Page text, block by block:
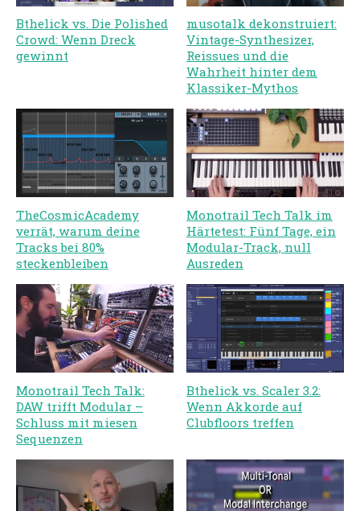
Bthelick vs. Die Polished
Crowd: Wenn Dreck
gewinnt
musotalk dekonstruiert:
Vintage-Synthesizer,
Reissues und die
Wahrheit hinter dem
Klassiker-Mythos
TheCosmicAcademy
verrät, warum deine
Tracks bei 80%
steckenbleiben
Monotrail Tech Talk im
Härtetest: Fünf Tage, ein
Modular-Track, null
Ausreden
Monotrail Tech Talk:
DAW trifft Modular –
Schluss mit miesen
Sequenzen
Bthelick vs. Scaler 3.2:
Wenn Akkorde auf
Clubfloors treffen